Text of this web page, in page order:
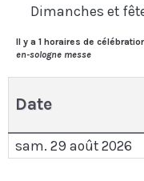
Dimanches et
Il y a 1 horaires de
en-sologne messe
Date
sam. 29 août 2026